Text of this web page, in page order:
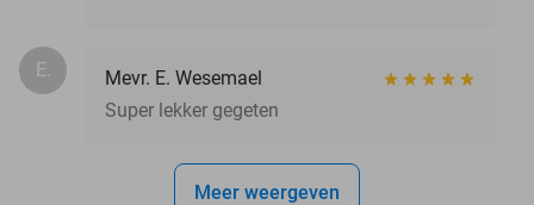
E.
Mevr. E. Wesemael
Super lekker gegeten
Meer weergeven